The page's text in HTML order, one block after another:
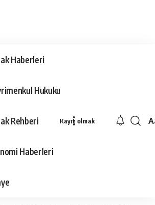
Haberleri
Hukuku
Rehberi
Haberleri
Kayıt olmak